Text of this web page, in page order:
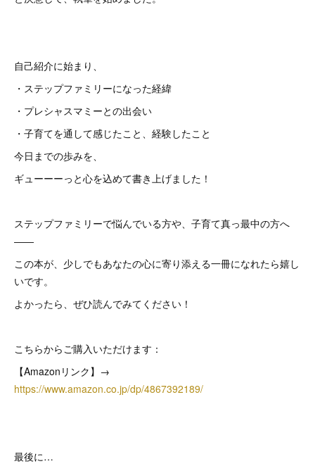
自己紹介に始まり、
・ステップファミリーになった経緯
・プレシャスマミーとの出会い
・子育てを通して感じたこと、経験したこと
今日までの歩みを、
ギューーーっと心を込めて書き上げました！
ステップファミリーで悩んでいる方や、子育て真っ最中の方へ
――
この本が、少しでもあなたの心に寄り添える一冊になれたら嬉し
いです。
よかったら、ぜひ読んでみてください！
こちらからご購入いただけます：
【Amazonリンク】→
https://www.amazon.co.jp/dp/4867392189/
最後に…